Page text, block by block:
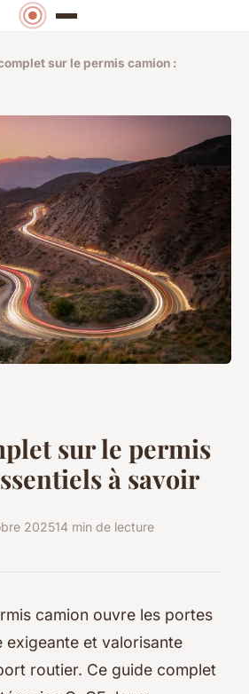
sur le permis camion :
sur le permis
à savoir
202514 min de lecture
camion ouvre les portes
exigeante et valorisante
routier. Ce guide complet